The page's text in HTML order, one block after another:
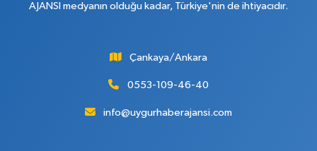
AJANSI medyanın olduğu kadar, Türkiye'nin de ihtiyacıdır.
Çankaya/Ankara
0553-109-46-40
info@uygurhaberajansi.com